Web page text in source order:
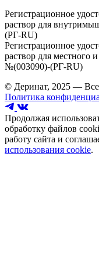
Регистрационное
раствор для
(РГ-RU)
Регистрационное
раствор для
№(003090)-(РГ-RU)
© Деринат, 2025 —
Политика
Продолжая
обработку файлов
работу сайта и
использования cookie.